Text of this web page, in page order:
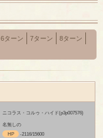
6ターン 7ターン
8ターン
ニコラス・コルゥ・ハイド(p3p007576)
名無しの
HP
-2116/15600